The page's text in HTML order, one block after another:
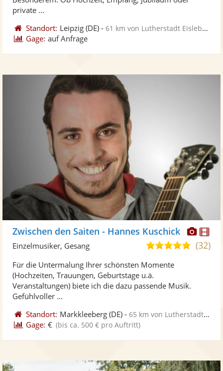
private ...
Standort: Leipzig (DE) -61 km von Lutherstadt Eisleben
Gage: auf Anfrage
Zwischen den Saiten - Hannes Kuschick
5,0(32)
Einzelmusiker, Gesang
Für die Untermalung Ihrer schönsten Momente
(Hochzeiten, Trauungen, Geburtstage u.ä.
Veranstaltungen) biete ich die dazu passende Musik.
Gefühlvoller ...
Standort: Markkleeberg (DE) -65 km von Lutherstadt Eisleben
Gage: € (bis ca. 500 € pro Auftritt)